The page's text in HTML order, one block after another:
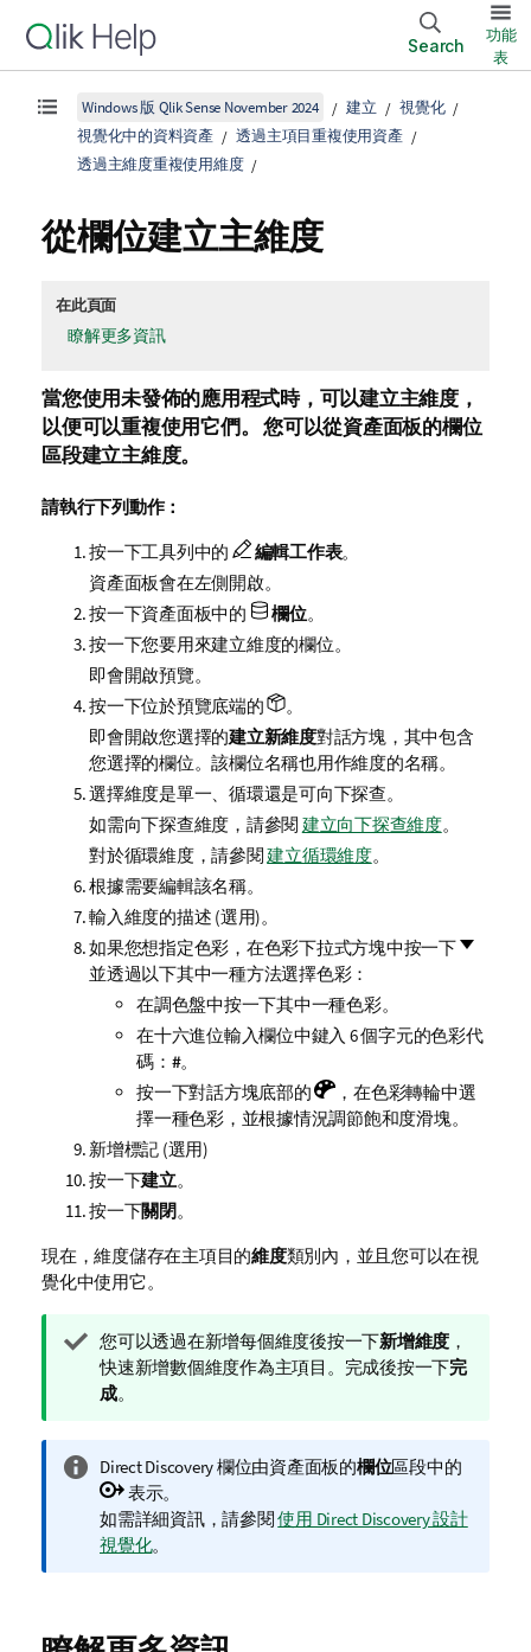
Search
功能
表
Windows 版 Qlik Sense November 2024 建立
視覺化
視覺化中的資料資產
透過主項目重複使用資產
透過主維度重複使用維度
從欄位建立主維度
在此頁面
瞭解更多資訊
當您使用未發佈的應用程式時，可以建立主維度，
以便可以重複使用它們。 您可以從資產面板的欄位
區段建立主維度。
請執行下列動作：
按一下工具列中的
編輯工作表。
資產面板會在左側開啟。
按一下資產面板中的
欄位。
按一下您要用來建立維度的欄位。
即會開啟預覽。
按一下位於預覽底端的
。
即會開啟您選擇的建立新維度對話方塊，其中包含
您選擇的欄位。該欄位名稱也用作維度的名稱。
選擇維度是單一、循環還是可向下探查。
如需向下探查維度，請參閱 建立向下探查維度。
對於循環維度，請參閱建立循環維度。
根據需要編輯該名稱。
輸入維度的描述 (選用)。
如果您想指定色彩，在色彩下拉式方塊中按一下
並透過以下其中一種方法選擇色彩：
在調色盤中按一下其中一種色彩。
在十六進位輸入欄位中鍵入 6 個字元的色彩代
碼： #。
按一下對話方塊底部的
，在色彩轉輪中選
擇一種色彩，並根據情況調節飽和度滑塊。
新增標記 (選用)
按一下建立。
按一下關閉。
現在，維度儲存在主項目的維度類別內，並且您可以在視
覺化中使用它。
提
示
備
您可以透過在新增每個維度後按一下新增維度 ，
快速新增數個維度作為主項目。完成後按一下完
成。
資
訊
備
註
Direct Discovery欄位由資產面板的欄位區段中的
表示。
如需詳細資訊，請參閱使用 Direct Discovery 設計
視覺化。